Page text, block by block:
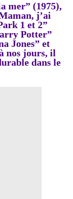
mer” (1975),
j’ai
1 et 2”
Potter”
Jones” et
nos jours, il
dans le